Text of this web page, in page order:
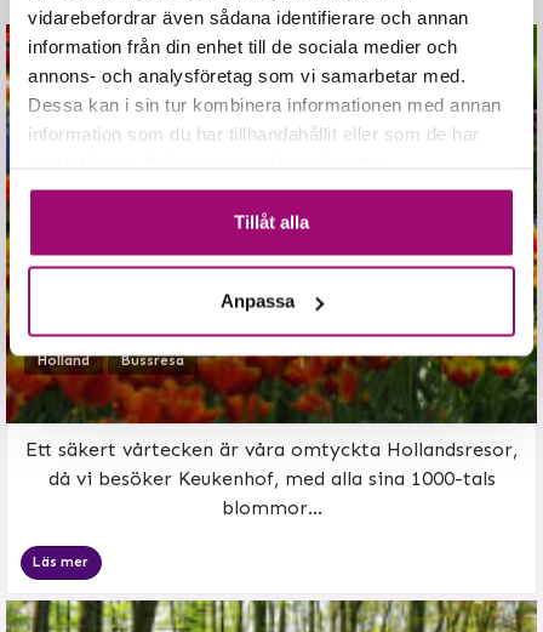
vidarebefordrar även sådana identifierare och annan
information från din enhet till de sociala medier och
annons- och analysföretag som vi samarbetar med.
Dessa kan i sin tur kombinera informationen med annan
information som du har tillhandahållit eller som de har
Tillåt alla
Anpassa
Holland
Holland Bussresa
Ett säkert vårtecken är våra omtyckta Hollandsresor,
då vi besöker Keukenhof, med alla sina 1000-tals
blommor...
Läs mer